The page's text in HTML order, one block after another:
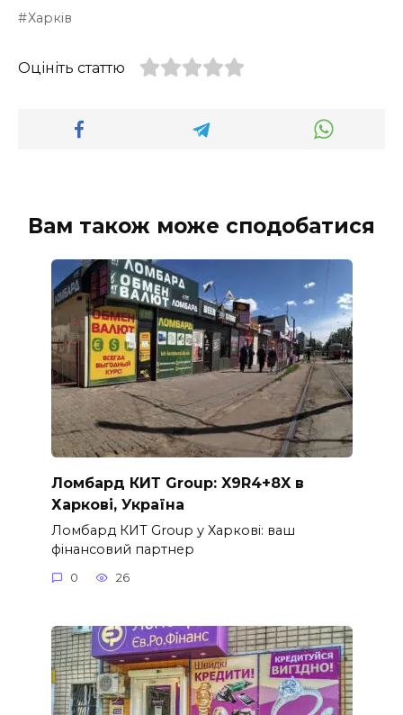
Харків
Оцініть статтю
Вам також може сподобатися
Ломбард КИТ Group: X9R4+8X в
Харкові, Україна
Ломбард КИТ Group у Харкові: ваш
фінансовий партнер
0 26